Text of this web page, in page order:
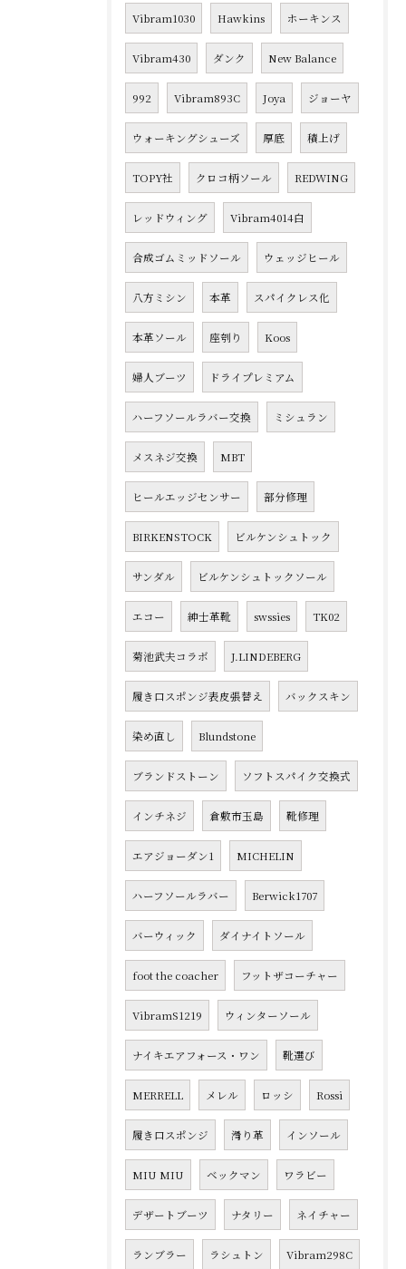
Vibram1030 Hawkins ホーキンス
Vibram430 ダンク New Balance
992 Vibram893C Joya ジョーヤ
ウォーキングシューズ 厚底 積上げ
TOPY社 クロコ柄ソール REDWING
レッドウィング Vibram4014白
合成ゴムミッドソール ウェッジヒール
八方ミシン 本革 スパイクレス化
本革ソール 座刳り Koos
婦人ブーツ ドライプレミアム
ハーフソールラバー交換 ミシュラン
メスネジ交換 MBT
ヒールエッジセンサー 部分修理
BIRKENSTOCK ビルケンシュトック
サンダル ビルケンシュトックソール
エコー 紳士革靴 swssies TK02
菊池武夫コラボ J.LINDEBERG
履き口スポンジ表皮張替え バックスキン
染め直し Blundstone
ブランドストーン ソフトスパイク交換式
インチネジ 倉敷市玉島 靴修理
エアジョーダン1 MICHELIN
ハーフソールラバー Berwick1707
バーウィック ダイナイトソール
foot the coacher フットザコーチャー
VibramS1219 ウィンターソール
ナイキエアフォース・ワン 靴選び
MERRELL メレル ロッシ Rossi
履き口スポンジ 滑り革 インソール
MIU MIU ベックマン ワラビー
デザートブーツ ナタリー ネイチャー
ランブラー ラシュトン Vibram298C